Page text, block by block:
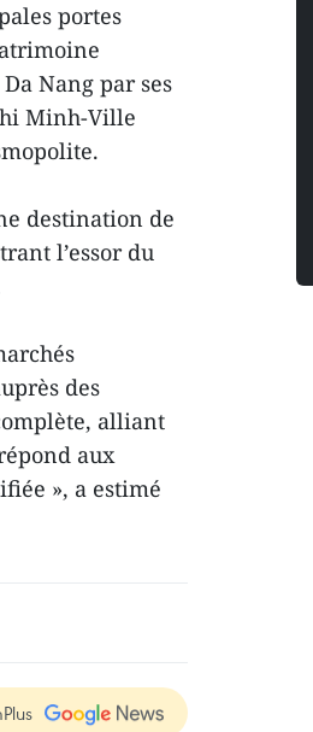
portes
Nang par ses
Minh-Ville
destination de
l’essor du
des
alliant
aux
», a estimé